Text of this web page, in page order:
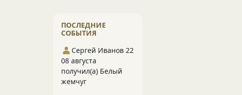
ПОСЛЕДНИЕ
СОБЫТИЯ
Сергей Иванов 22
08 августа
получил(а) Белый
жемчуг